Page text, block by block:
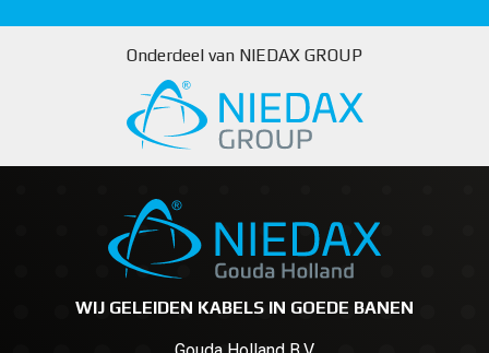
Onderdeel van NIEDAX GROUP
WIJ GELEIDEN KABELS IN GOEDE BANEN